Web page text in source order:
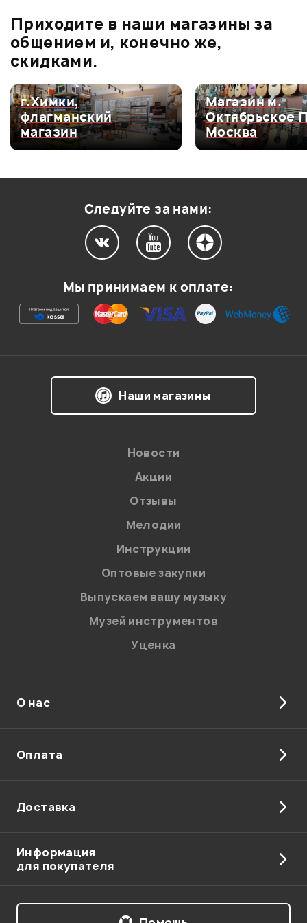
0.0
Оценка5
0
Оценка4
0
Оценка3
0
Ваша оценка:
на обработку персональных данных в
Политикой в отношении обработки
персональных данных.
Введите проверочное число:
Отправить
Приходите в наши магазины за
общением и, конечно же,
скидками.
г.Химки,
флагманский
магазин
Магазин м.
Октябрьское
Москва
Следуйте за нами:
Мы принимаем к оплате:
Наши магазины
Новости
Акции
Отзывы
Мелодии
Инструкции
Оптовые закупки
Выпускаем вашу музыку
Музей инструментов
Уценка
О нас
Оплата
Доставка
Информация
для покупателя